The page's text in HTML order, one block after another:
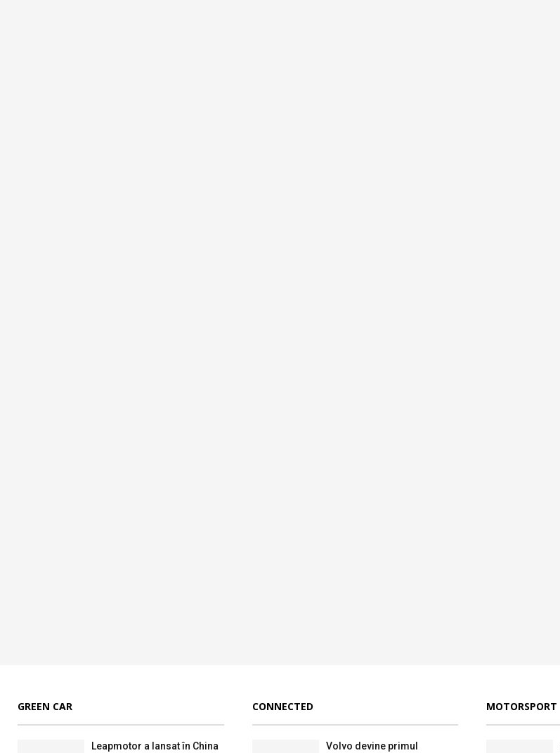
GREEN CAR
Leapmotor a lansat în China
CONNECTED
Volvo devine primul
MOTORSPORT